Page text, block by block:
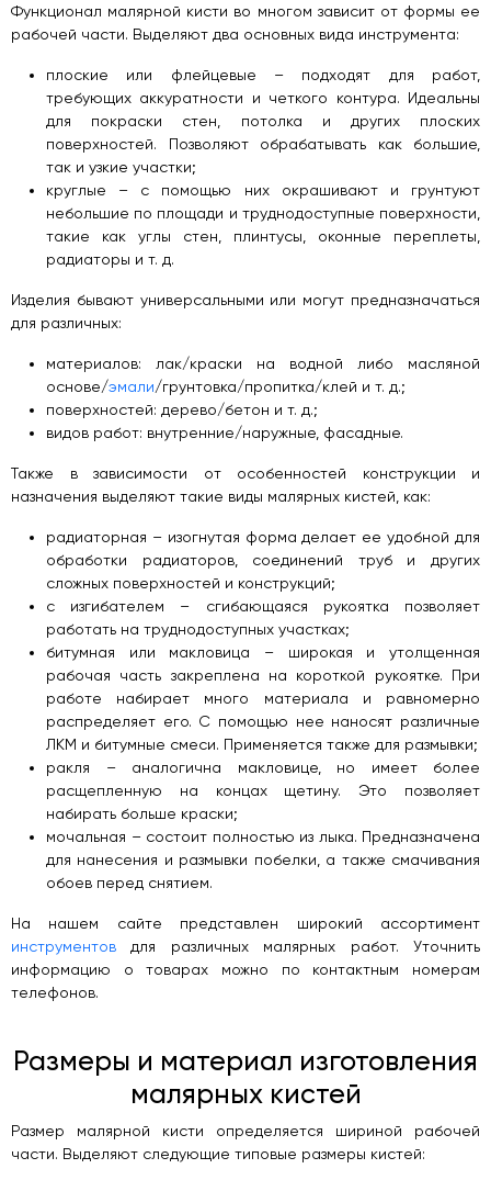
Функционал малярной кисти во многом зависит от формы ее
рабочей части. Выделяют два основных вида инструмента:
плоские или флейцевые – подходят для работ,
требующих аккуратности и четкого контура. Идеальны
для покраски стен, потолка и других плоских
поверхностей. Позволяют обрабатывать как большие,
так и узкие участки;
круглые – с помощью них окрашивают и грунтуют
небольшие по площади и труднодоступные поверхности,
такие как углы стен, плинтусы, оконные переплеты,
радиаторы и т. д.
Изделия бывают универсальными или могут предназначаться
для различных:
материалов: лак/краски на водной либо масляной
основе/эмали/грунтовка/пропитка/клей и т. д.;
поверхностей: дерево/бетон и т. д.;
видов работ: внутренние/наружные, фасадные.
Также в зависимости от особенностей конструкции и
назначения выделяют такие виды малярных кистей, как:
радиаторная – изогнутая форма делает ее удобной для
обработки радиаторов, соединений труб и других
сложных поверхностей и конструкций;
с изгибателем – сгибающаяся рукоятка позволяет
работать на труднодоступных участках;
битумная или макловица – широкая и утолщенная
рабочая часть закреплена на короткой рукоятке. При
работе набирает много материала и равномерно
распределяет его. С помощью нее наносят различные
ЛКМ и битумные смеси. Применяется также для размывки;
ракля – аналогична макловице, но имеет более
расщепленную на концах щетину. Это позволяет
набирать больше краски;
мочальная – состоит полностью из лыка. Предназначена
для нанесения и размывки побелки, а также смачивания
обоев перед снятием.
На нашем сайте представлен широкий ассортимент
инструментов для различных малярных работ. Уточнить
информацию о товарах можно по контактным номерам
телефонов.
Размеры и материал изготовления
малярных кистей
Размер малярной кисти определяется шириной рабочей
части. Выделяют следующие типовые размеры кистей: